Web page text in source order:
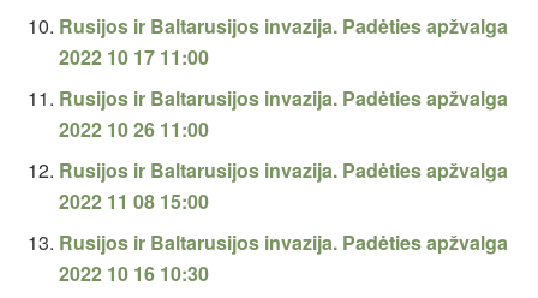
Rusijos ir Baltarusijos invazija. Padėties apžvalga
2022 10 17 11:00
Rusijos ir Baltarusijos invazija. Padėties apžvalga
2022 10 26 11:00
Rusijos ir Baltarusijos invazija. Padėties apžvalga
2022 11 08 15:00
Rusijos ir Baltarusijos invazija. Padėties apžvalga
2022 10 16 10:30